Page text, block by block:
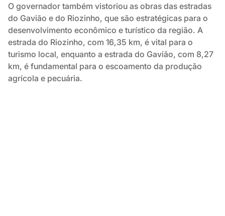
O governador também vistoriou as obras das estradas
do Gavião e do Riozinho, que são estratégicas para o
desenvolvimento econômico e turístico da região. A
estrada do Riozinho, com 16,35 km, é vital para o
turismo local, enquanto a estrada do Gavião, com 8,27
km, é fundamental para o escoamento da produção
agrícola e pecuária.